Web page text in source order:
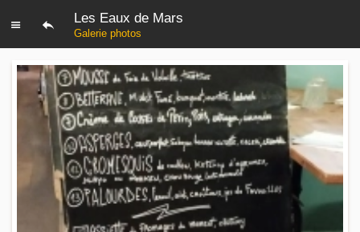
Les Eaux de Mars
Galerie photos